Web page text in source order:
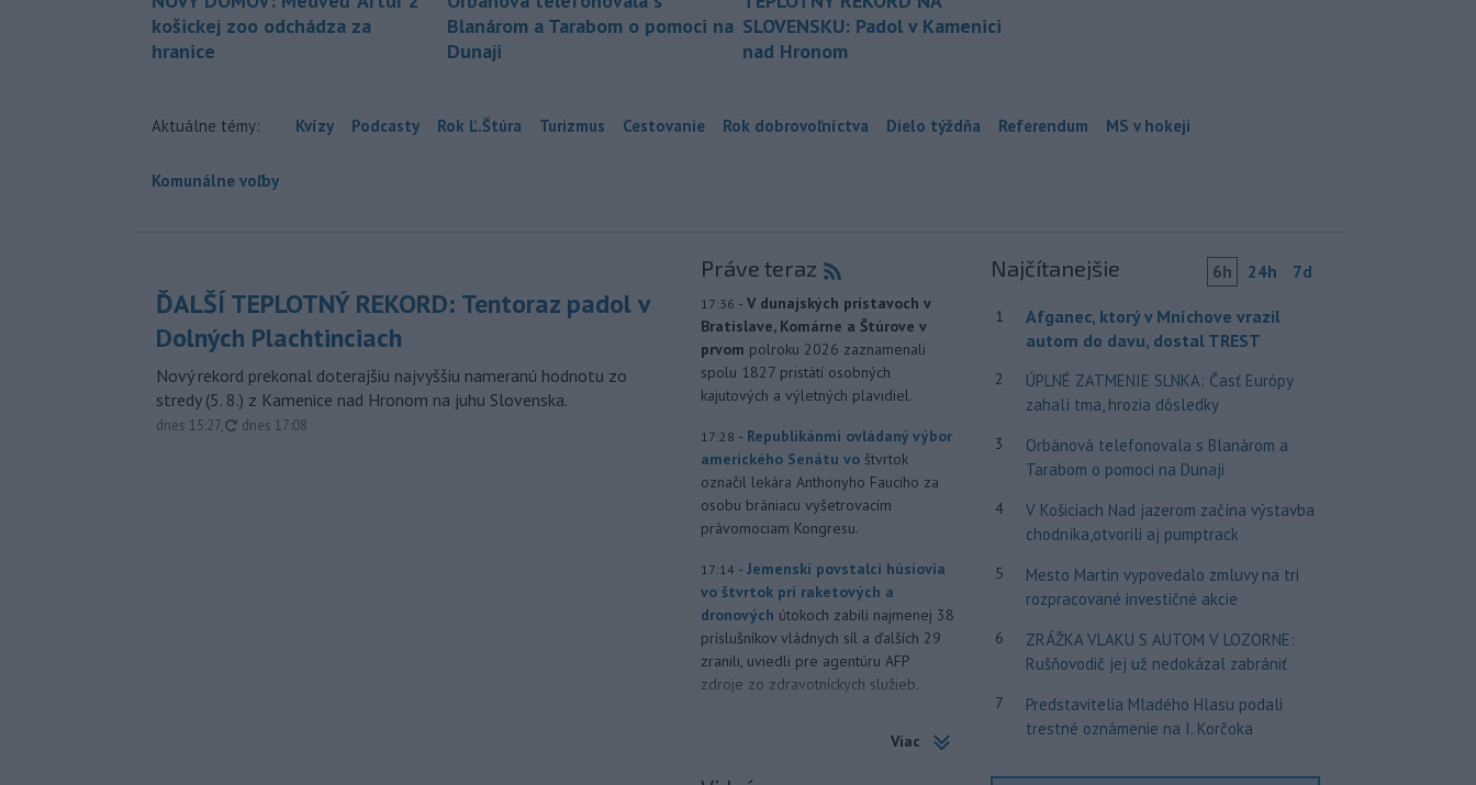
košickej zoo odchádza za
hranice
Blanárom a Tarabom o pomoci na
Dunaji
SLOVENSKU: Padol v Kamenici
nad Hronom
Aktuálne témy: Kvízy Podcasty Rok Ľ.Štúra Turizmus Cestovanie Rok dobrovoľníctva Dielo týždňa Referendum MS v hokeji
Komunálne voľby
ĎALŠÍ TEPLOTNÝ REKORD: Tentoraz padol v
Dolných Plachtinciach
Nový rekord prekonal doterajšiu najvyššiu nameranú hodnotu zo
stredy (5. 8.) z Kamenice nad Hronom na juhu Slovenska.
dnes 15:27, aktualizované
dnes 17:08
Práve teraz
17:36 - V dunajských prístavoch v
Bratislave, Komárne a Štúrove v
prvom polroku 2026 zaznamenali
spolu 1827 pristátí osobných
kajutových a výletných plavidiel.
17:28 - Republikánmi ovládaný výbor
amerického Senátu vo štvrtok
označil lekára Anthonyho Fauciho za
osobu brániacu vyšetrovacím
právomociam Kongresu.
17:14 - Jemenskí povstalci húsíovia
vo štvrtok pri raketových a
dronových útokoch zabili najmenej 38
príslušníkov vládnych síl a ďalších 29
zranili, uviedli pre agentúru AFP
zdroje zo zdravotníckych služieb.
monitoruje situáciu a posudzuje
Viac
Najčítanejšie 6h 24h 7d
1
Afganec, ktorý v Mníchove vrazil
autom do davu, dostal TREST
2
ÚPLNÉ ZATMENIE SLNKA: Časť Európy
zahalí tma, hrozia dôsledky
3
Orbánová telefonovala s Blanárom a
Tarabom o pomoci na Dunaji
4
V Košiciach Nad jazerom začína výstavba
chodníka,otvorili aj pumptrack
5
Mesto Martin vypovedalo zmluvy na tri
rozpracované investičné akcie
6
ZRÁŽKA VLAKU S AUTOM V LOZORNE:
Rušňovodič jej už nedokázal zabrániť
7
Predstavitelia Mladého Hlasu podali
trestné oznámenie na I. Korčoka